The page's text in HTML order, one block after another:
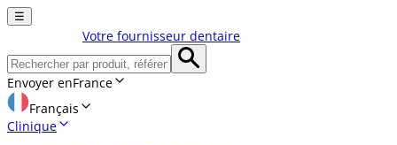
☰
Votre fournisseur dentaire
Envoyer enFrance
Français
Clinique